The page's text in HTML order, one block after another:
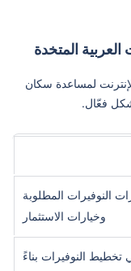
المتخدة
لمساعدة سكان
فعّال.
النوفيرات المطلوبة
وخيارات الاستثمار
تخطيط النوفيرات بناءً